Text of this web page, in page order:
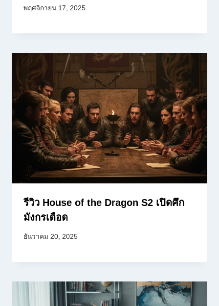
พฤศจิกายน 17, 2025
รีวิว House of the Dragon S2 เปิดศึก
มังกรเดือด
ธันวาคม 20, 2025